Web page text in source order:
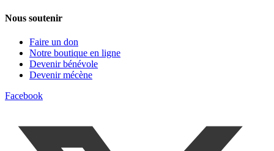
Nous soutenir
Faire un don
Notre boutique en ligne
Devenir bénévole
Devenir mécène
Facebook